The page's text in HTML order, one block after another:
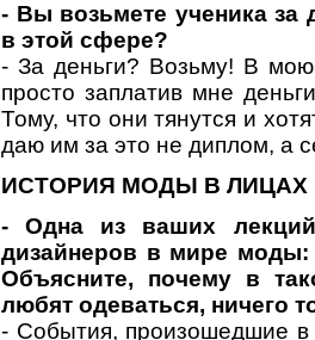
- Вы возьмете ученика за
в этой сфере?
- За деньги? Возьму! В
просто заплатив мне
Тому, что они тянутся и
даю им за это не диплом, а
ИСТОРИЯ МОДЫ В ЛИЦАХ
- Одна из ваших лекций
дизайнеров в мире
Объясните, почему в
любят одеваться, ничего
- События, произошедшие